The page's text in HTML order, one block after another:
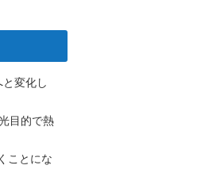
変化し
目的で熱
ことにな